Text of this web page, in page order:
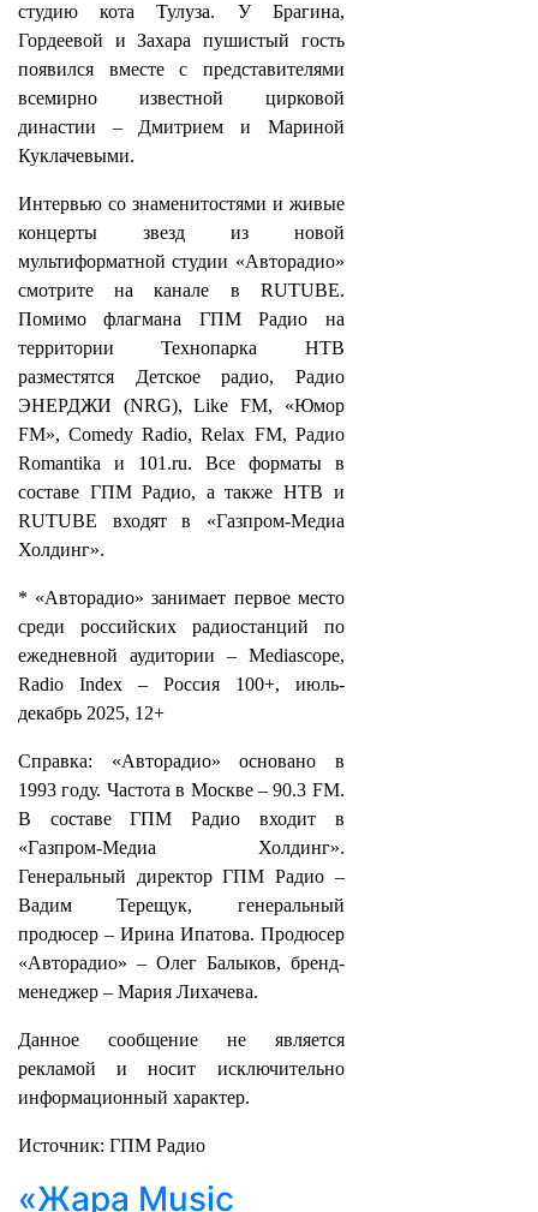
студию кота Тулуза. У Брагина,
Гордеевой и Захара пушистый гость
появился вместе с представителями
всемирно известной цирковой
династии – Дмитрием и Мариной
Куклачевыми.
Интервью со знаменитостями и живые
концерты звезд из новой
мультиформатной студии «Авторадио»
смотрите на канале в RUTUBE.
Помимо флагмана ГПМ Радио на
территории Технопарка НТВ
разместятся Детское радио, Радио
ЭНЕРДЖИ (NRG), Like FM, «Юмор
FM», Comedy Radio, Relax FM, Радио
Romantika и 101.ru. Все форматы в
составе ГПМ Радио, а также НТВ и
RUTUBE входят в «Газпром-Медиа
Холдинг».
* «Авторадио» занимает первое место
среди российских радиостанций по
ежедневной аудитории – Mediascope,
Radio Index – Россия 100+, июль-
декабрь 2025, 12+
Справка: «Авторадио» основано в
1993 году. Частота в Москве – 90.3 FM.
В составе ГПМ Радио входит в
«Газпром-Медиа Холдинг».
Генеральный директор ГПМ Радио –
Вадим Терещук, генеральный
продюсер – Ирина Ипатова. Продюсер
«Авторадио» – Олег Балыков, бренд-
менеджер – Мария Лихачева.
Данное сообщение не является
рекламой и носит исключительно
информационный характер.
Источник: ГПМ Радио
«Жара Music